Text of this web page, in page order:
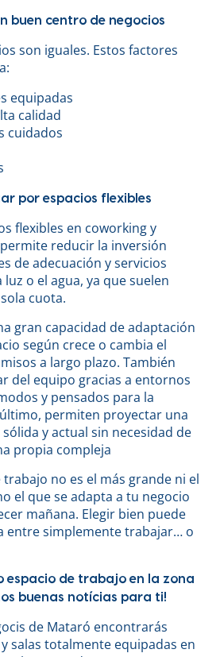
buen centro de negocios
son iguales. Estos factores
equipadas
calidad
cuidados
por espacios flexibles
flexibles en coworking y
reducir la inversión
de adecuación y servicios
o el agua, ya que suelen
cuota.
gran capacidad de adaptación
según crece o cambia el
a largo plazo. También
del equipo gracias a entornos
y pensados para la
permiten proyectar una
y actual sin necesidad de
propia compleja
no es el más grande ni el
el que se adapta a tu negocio
mañana. Elegir bien puede
entre simplemente trabajar… o
espacio de trabajo en la zona
buenas notícias para ti!
de Mataró encontrarás
salas totalmente equipadas en